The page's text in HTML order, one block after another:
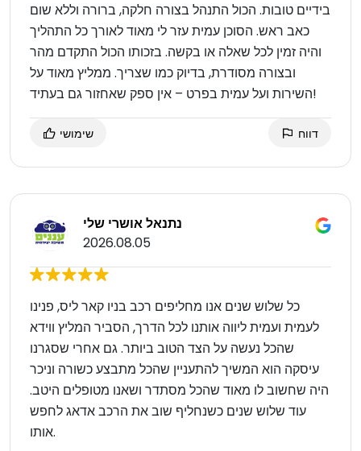
בידיים טובות. הכול התנהל בצורה חלקה, ברורה וללא שום
כאב ראש. הסוכן עמית עזר לי מאוד לאורך כל התהליך
והיה זמין לכל שאלה או בקשה. בזכותו הכול התקדם מהר
ובצורה מסודרת, בדיוק כמו שצריך. ממליץ מאוד על
השירות ועל עמית בפרט – אין ספק שאחזור גם בעתיד!
שימושי דווח
נתנאל אושרי שלי
2026.08.05
כל שלוש שנים אנו מחליפים רכב בניו קאר ליס, פנינו
לעמית ועמית ליווה אותנו לכל הדרך, הסביר המליץ ווידא
שהכל נעשה על הצד הטוב ביותר. גם אחרי שסגרנו
עיסקה הוא המשיך להתעניין שהכל מתבצע כשורה וניכר
היה שחשוב לו מאוד שהכל מסתדר ושאנו מטופלים היטב.
עוד שלוש שנים כשנחליף שוב את הרכב אדאג לחפש
אותו.